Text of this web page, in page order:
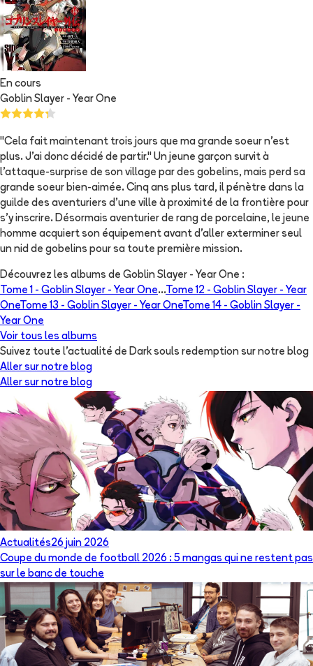
En cours
Goblin Slayer - Year One
"Cela fait maintenant trois jours que ma grande soeur n'est
plus. J'ai donc décidé de partir." Un jeune garçon survit à
l'attaque-surprise de son village par des gobelins, mais perd sa
grande soeur bien-aimée. Cinq ans plus tard, il pénètre dans la
guilde des aventuriers d'une ville à proximité de la frontière pour
s'y inscrire. Désormais aventurier de rang de porcelaine, le jeune
homme acquiert son équipement avant d'aller exterminer seul
un nid de gobelins pour sa toute première mission.
Découvrez les albums de Goblin Slayer - Year One :
Tome 1 - Goblin Slayer - Year One...Tome 12 - Goblin Slayer - Year
OneTome 13 - Goblin Slayer - Year OneTome 14 - Goblin Slayer -
Year One
Voir tous les albums
Suivez toute l'actualité de Dark souls redemption sur notre blog
Aller sur notre blog
Aller sur notre blog
Actualités26 juin 2026
Coupe du monde de football 2026 : 5 mangas qui ne restent pas
sur le banc de touche